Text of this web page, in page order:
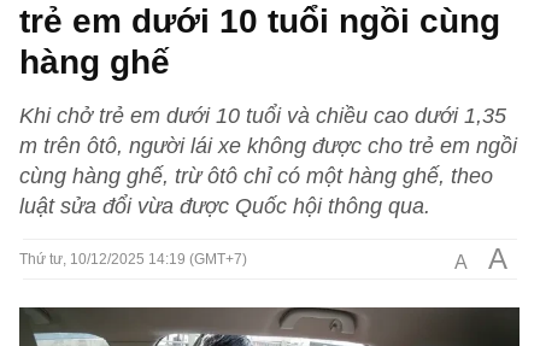
trẻ em dưới 10 tuổi ngồi cùng
hàng ghế
Khi chở trẻ em dưới 10 tuổi và chiều cao dưới 1,35
m trên ôtô, người lái xe không được cho trẻ em ngồi
cùng hàng ghế, trừ ôtô chỉ có một hàng ghế, theo
luật sửa đổi vừa được Quốc hội thông qua.
Thứ tư, 10/12/2025 14:19 (GMT+7) A A